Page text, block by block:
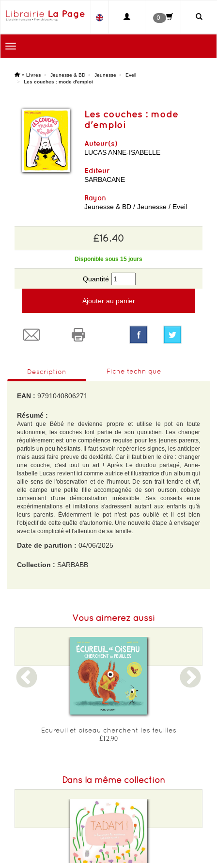
0
Toggle
navigation
' » Livres Jeunesse & BD Jeunesse
Eveil
Les couches : mode d'emploi
Les couches : mode
d'emploi
Auteur(s)
LUCAS ANNE-ISABELLE
Editeur
SARBACANE
Rayon
Jeunesse & BD / Jeunesse / Eveil
£16.40
Disponible sous 15 jours
Quantité
Ajouter au panier
Description Fiche technique
EAN : 9791040806271
Résumé :
Avant que Bébé ne devienne propre et utilise le pot en toute
autonomie, les couches font partie de son quotidien. Les changer
régulièrement est une compétence requise pour les jeunes parents,
parfois un peu hésitants. Il faut savoir repérer les signes, les anticiper
mais aussi faire preuve de dextérité. Car il faut bien le dire : changer
une couche, c'est tout un art ! Après Le doudou partagé, Anne-
Isabelle Lucas revient ici comme autrice et illustratrice d'un album qui
allie sens de l'observation et de l'humour. De son trait tendre et vif,
elle campe une petite fille accompagnée de son ourson, cobaye
consentant d'une démonstration irrésistible. Ses conseils entre
expérimentations et imitations s'adressent autant aux enfants qu'à
leurs parents. Évidemment le pot n'est pas oublié et il est bien
l'objectif de cette quête d'autonomie. Une nouvelle étape à envisager
avec la complicité et l'attention de sa famille.
Date de parution : 04/06/2025
Collection : SARBABB
Vous aimerez aussi
Ecureuil et oiseau cherchent les feuilles
£12.90
Dans la même collection